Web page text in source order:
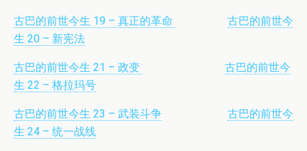
古巴的前世今生 19 – 真正的革命
古巴的前世今
生 20 – 新宪法
古巴的前世今生 21 – 政变
古巴的前世今
生 22 – 格拉玛号
古巴的前世今生 23 – 武装斗争
古巴的前世今
生 24 – 统一战线